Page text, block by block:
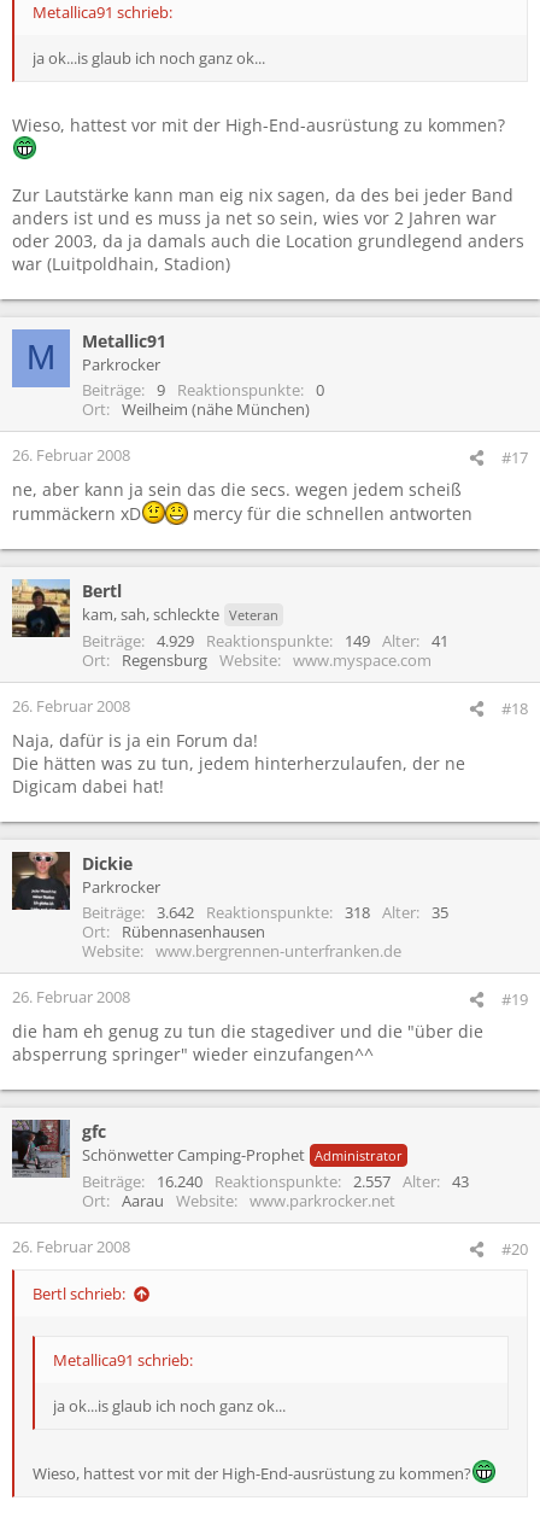
Metallica91 schrieb:
ja ok...is glaub ich noch ganz ok...
Wieso, hattest vor mit der High-End-ausrüstung zu kommen?
Zur Lautstärke kann man eig nix sagen, da des bei jeder Band
anders ist und es muss ja net so sein, wies vor 2 Jahren war
oder 2003, da ja damals auch die Location grundlegend anders
war (Luitpoldhain, Stadion)
M Metallic91
Parkrocker
Beiträge
9 Reaktionspunkte
0
Ort
Weilheim (nähe München)
26. Februar 2008 #17
ne, aber kann ja sein das die secs. wegen jedem scheiß
rummäckern xD
mercy für die schnellen antworten
Bertl
kam, sah, schleckte Veteran
Beiträge 4.929 Reaktionspunkte 149 Alter
41
Ort
Regensburg Website www.myspace.com
26. Februar 2008 #18
Naja, dafür is ja ein Forum da!
Die hätten was zu tun, jedem hinterherzulaufen, der ne
Digicam dabei hat!
Dickie
Parkrocker
Beiträge
3.642 Reaktionspunkte 318 Alter
35
Ort
Rübennasenhausen
Website
www.bergrennen-unterfranken.de
26. Februar 2008 #19
die ham eh genug zu tun die stagediver und die "über die
absperrung springer" wieder einzufangen^^
gfc
Schönwetter Camping-Prophet Administrator
Beiträge 16.240 Reaktionspunkte 2.557 Alter
43
Ort
Aarau Website www.parkrocker.net
26. Februar 2008 #20
Bertl schrieb:
Metallica91 schrieb:
ja ok...is glaub ich noch ganz ok...
Wieso, hattest vor mit der High-End-ausrüstung zu kommen?